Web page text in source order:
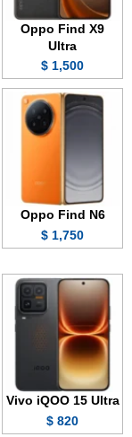
Oppo Find X9
Ultra
1,500 $
Oppo Find N6
1,750 $
Vivo iQOO 15 Ultra
820 $